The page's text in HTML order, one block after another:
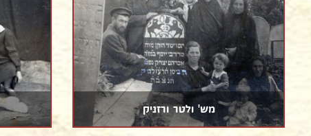
מש' ולטר ורזניק